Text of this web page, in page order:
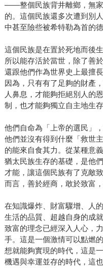
―—整個民族背井離鄉，無
的。這個民族還多次遭到別
中甚至險些被希特勒為首的
這個民族是在置於死地而後
所以能存活於當世，除了善
還跟他們作為世界史上最擅
因為，只有有了足夠的財產
人鼻息，才能夠拒絕別人的
制，也才能夠獨立自主地生存
他們自命為「上帝的選民」
他們並沒有得到什麼「救世
的能來自食其力。從某種意
猶太民族生存的基礎，是他
才能，讓這個民族有了克敵
而言，善於經商，敢於致富
在知識爆炸、財富驟增、人
生活的品質、超越自身的成
致富的理念已經深入人心，
手。這是一個激情可以點燃
想就能夠實現的時代，這是
機遇與幸運並存的時代，這